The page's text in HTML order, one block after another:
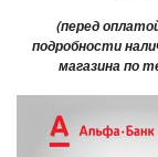
(перед
подробности
магазина по